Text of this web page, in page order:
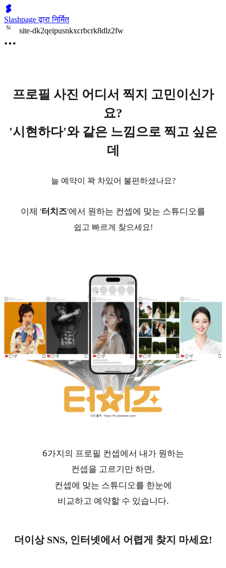
Slashpage द्वारा निर्मित
Si site-dk2qeipusnkxcrbcrk8dlz2fw
프로필 사진 어디서 찍지 고민이신가
요?
'시현하다'와 같은 느낌으로 찍고 싶은
데
늘 예약이 꽉 차있어 불편하셨나요?
이제 '터치즈'에서 원하는 컨셉에 맞는 스튜디오를
쉽고 빠르게 찾으세요!
6가지의 프로필 컨셉에서 내가 원하는
컨셉을 고르기만 하면,
컨셉에 맞는 스튜디오를 한눈에
비교하고 예약할 수 있습니다.
더이상 SNS, 인터넷에서 어렵게 찾지 마세요!